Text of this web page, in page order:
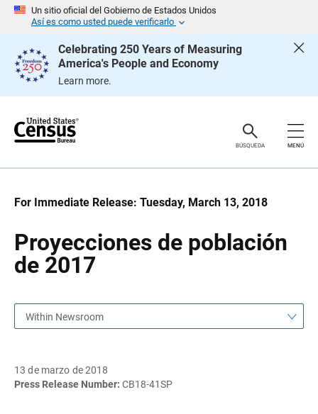
Un sitio oficial del Gobierno de Estados Unidos
Así es como usted puede verificarlo
Celebrating 250 Years of Measuring
America's People and Economy
Learn more.
c
d
BÚSQUEDA MENÚ
For Immediate Release: Tuesday, March 13, 2018
Proyecciones de población
de 2017
v
ó
Within Newsroom
13 de marzo de 2018
Press Release Number: CB18-41SP